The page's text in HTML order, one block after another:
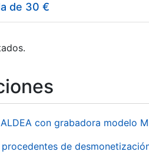
de 30 €
con grabadora modelo
procedentes de